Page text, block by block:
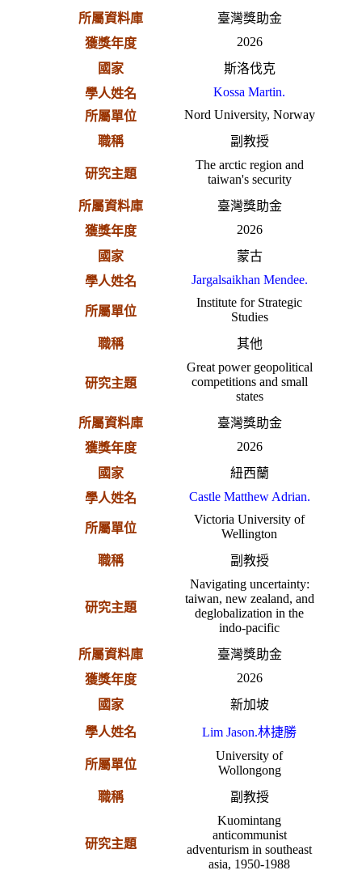
所屬資料庫
臺灣獎助金
獲獎年度
2026
國家
斯洛伐克
學人姓名
Kossa Martin.
所屬單位
Nord University, Norway
職稱
副教授
研究主題
The arctic region and
taiwan's security
所屬資料庫
臺灣獎助金
獲獎年度
2026
國家
蒙古
學人姓名
Jargalsaikhan Mendee.
所屬單位
Institute for Strategic
Studies
職稱
其他
研究主題
Great power geopolitical
competitions and small
states
所屬資料庫
臺灣獎助金
獲獎年度
2026
國家
紐西蘭
學人姓名
Castle Matthew Adrian.
所屬單位
Victoria University of
Wellington
職稱
副教授
研究主題
Navigating uncertainty:
taiwan, new zealand, and
deglobalization in the
indo-pacific
所屬資料庫
臺灣獎助金
獲獎年度
2026
國家
新加坡
學人姓名
Lim Jason.林捷勝
所屬單位
University of
Wollongong
職稱
副教授
研究主題
Kuomintang
anticommunist
adventurism in southeast
asia, 1950-1988